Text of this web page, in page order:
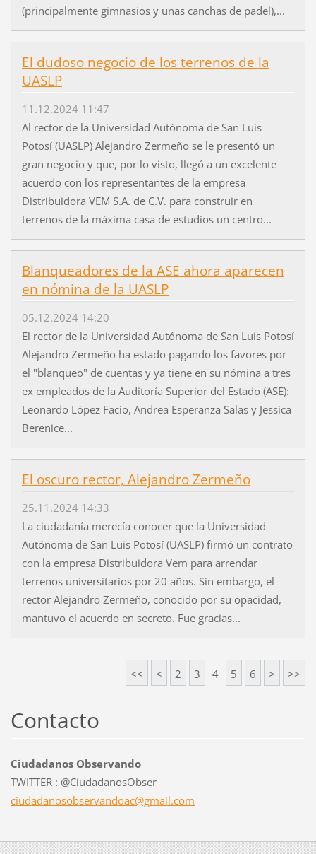
(principalmente gimnasios y unas canchas de padel),...
El dudoso negocio de los terrenos de la
UASLP
11.12.2024 11:47
Al rector de la Universidad Autónoma de San Luis
Potosí (UASLP) Alejandro Zermeño se le presentó un
gran negocio y que, por lo visto, llegó a un excelente
acuerdo con los representantes de la empresa
Distribuidora VEM S.A. de C.V. para construir en
terrenos de la máxima casa de estudios un centro...
Blanqueadores de la ASE ahora aparecen
en nómina de la UASLP
05.12.2024 14:20
El rector de la Universidad Autónoma de San Luis Potosí
Alejandro Zermeño ha estado pagando los favores por
el "blanqueo" de cuentas y ya tiene en su nómina a tres
ex empleados de la Auditoría Superior del Estado (ASE):
Leonardo López Facio, Andrea Esperanza Salas y Jessica
Berenice...
El oscuro rector, Alejandro Zermeño
25.11.2024 14:33
La ciudadanía merecía conocer que la Universidad
Autónoma de San Luis Potosí (UASLP) firmó un contrato
con la empresa Distribuidora Vem para arrendar
terrenos universitarios por 20 años. Sin embargo, el
rector Alejandro Zermeño, conocido por su opacidad,
mantuvo el acuerdo en secreto. Fue gracias...
<< < 2 3 4 5 6 > >>
Contacto
Ciudadanos Observando
TWITTER : @CiudadanosObser
ciudadanosobservandoac@gmail.com